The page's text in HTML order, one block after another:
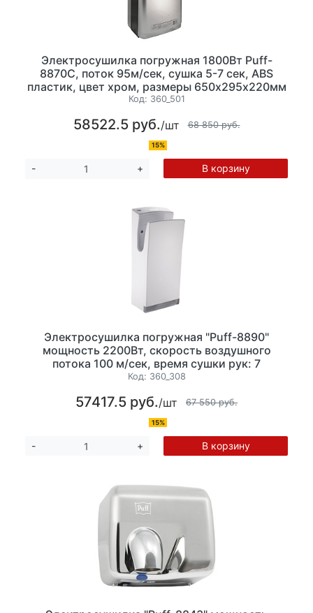
Электросушилка погружная 1800Вт Puff-
8870С, поток 95м/сек, сушка 5-7 сек, ABS
пластик, цвет хром, размеры 650х295х220мм
(ВхШхГ) ЗАКАЗНАЯ ПОЗИЦИЯ
Код: 360_501
58522.5 руб./шт 68 850 руб.
15%
- + В корзину
Электросушилка погружная "Puff-8890"
мощность 2200Вт, скорость воздушного
потока 100 м/сек, время сушки рук: 7
сек.Температура воздушного потока: 23°С,
ЗАКАЗНАЯ ПОЗИЦИЯ
Код: 360_308
57417.5 руб./шт 67 550 руб.
15%
- + В корзину